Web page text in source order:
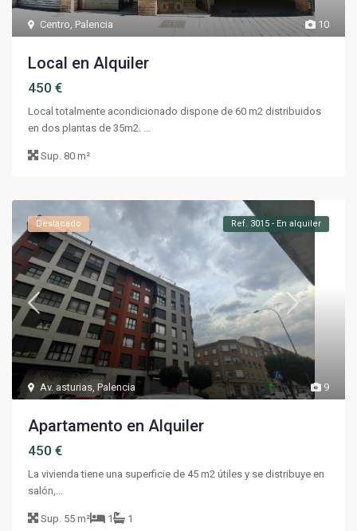
10
Centro, Palencia
Local en Alquiler
450 €
Local totalmente acondicionado dispone de 60 m2 distribuidos
en dos plantas de 35m2. ...
Sup. 80 m²
9
Av. asturias,Palencia
Destacado Ref. 3015 - En alquiler
Apartamento en Alquiler
450 €
La vivienda tiene una superficie de 45 m2 útiles y se distribuye en
salón,...
Sup. 55 m² 1 1